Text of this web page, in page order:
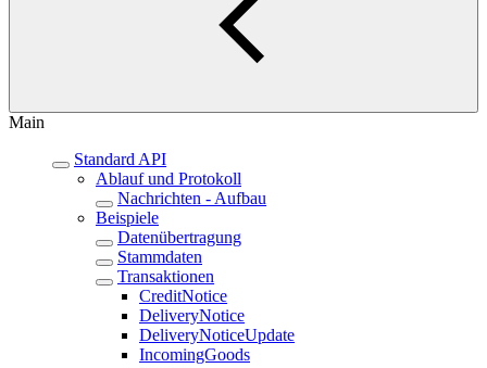
Main
Standard API
Ablauf und Protokoll
Nachrichten - Aufbau
Beispiele
Datenübertragung
Stammdaten
Transaktionen
CreditNotice
DeliveryNotice
DeliveryNoticeUpdate
IncomingGoods